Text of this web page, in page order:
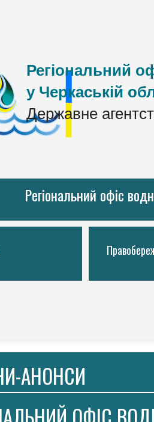
Регіональний
у Черкаській
Державне
Регіональний офіс
АНОНСИ